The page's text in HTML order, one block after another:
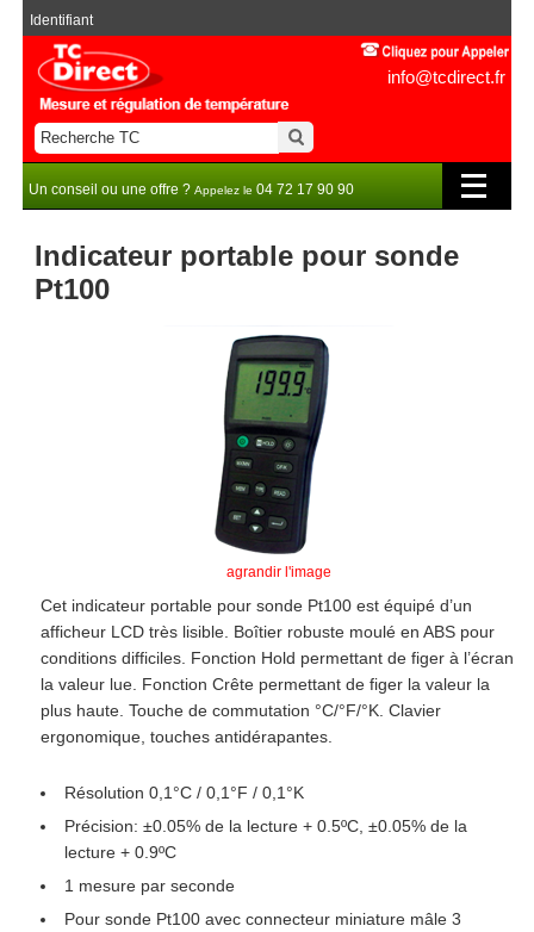
info@tcdirect.fr
Identifiant
Un conseil ou une offre ? Appelez le 04 72 17 90 90
Indicateur portable pour sonde
Pt100
agrandir l'image
Cet indicateur portable pour sonde Pt100 est équipé d’un
afficheur LCD très lisible. Boîtier robuste moulé en ABS pour
conditions difficiles. Fonction Hold permettant de figer à l’écran
la valeur lue. Fonction Crête permettant de figer la valeur la
plus haute. Touche de commutation °C/°F/°K. Clavier
ergonomique, touches antidérapantes.
Résolution 0,1°C / 0,1°F / 0,1°K
Précision: ±0.05% de la lecture + 0.5ºC, ±0.05% de la
lecture + 0.9ºC
1 mesure par seconde
Pour sonde Pt100 avec connecteur miniature mâle 3